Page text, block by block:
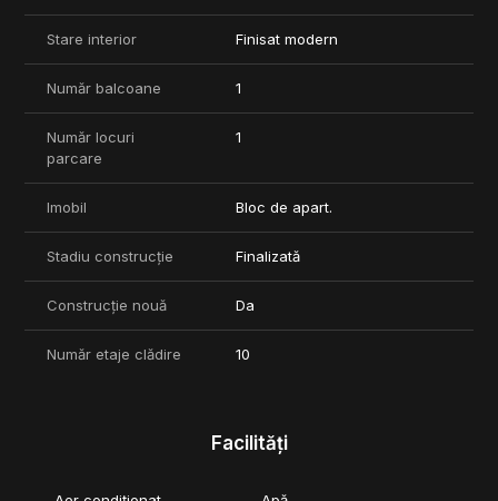
Stare interior Finisat modern
Număr balcoane 1
Număr locuri
parcare
1
Imobil Bloc de apart.
Stadiu construcție Finalizată
Construcție nouă Da
Număr etaje clădire 10
Facilități